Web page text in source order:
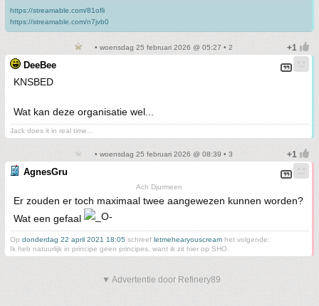
https://streamable.com/81ofli
https://streamable.com/n7jvb0
• woensdag 25 februari 2026 @ 05:27 • 2
DeeBee
KNSBED
Wat kan deze organisatie wel...
Jack does it in real time...
• woensdag 25 februari 2026 @ 08:39 • 3
AgnesGru
Ach Djurmeen
Er zouden er toch maximaal twee aangewezen kunnen worden?
Wat een gefaal
Op donderdag 22 april 2021 18:05 schreef letmehearyouscream het volgende:
Ik heb natuurlijk in principe geen principes, want ik zit hier op SHO.
▼ Advertentie door Refinery89